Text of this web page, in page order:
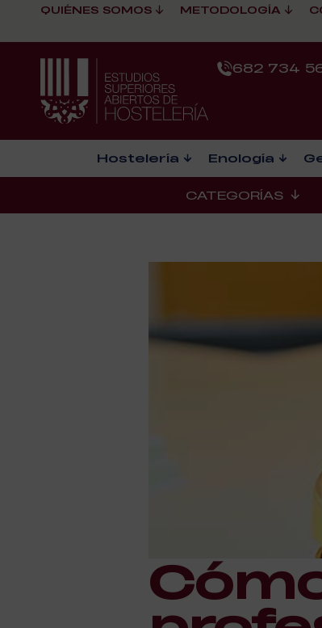
QUIÉNES SOMOS METODOLOGÍA
682 734
Hostelería Enología
CATEGORÍAS